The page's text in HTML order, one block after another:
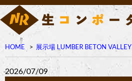
HOME 展示場 LUMBER BETON VALLEY
2026/07/09